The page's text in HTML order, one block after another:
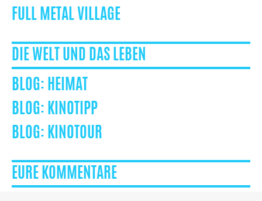
FULL METAL VILLAGE
DIE WELT UND DAS LEBEN
HEIMAT
KINOTIPP
KINOTOUR
EURE KOMMENTARE